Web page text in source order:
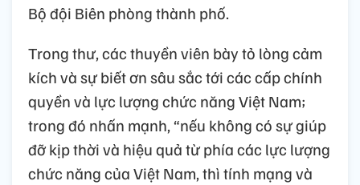
Bộ đội Biên phòng thành phố.
Trong thư, các thuyền viên bày tỏ lòng cảm
kích và sự biết ơn sâu sắc tới các cấp chính
quyền và lực lượng chức năng Việt Nam;
trong đó nhấn mạnh, “nếu không có sự giúp
đỡ kịp thời và hiệu quả từ phía các lực lượng
chức năng của Việt Nam, thì tính mạng và